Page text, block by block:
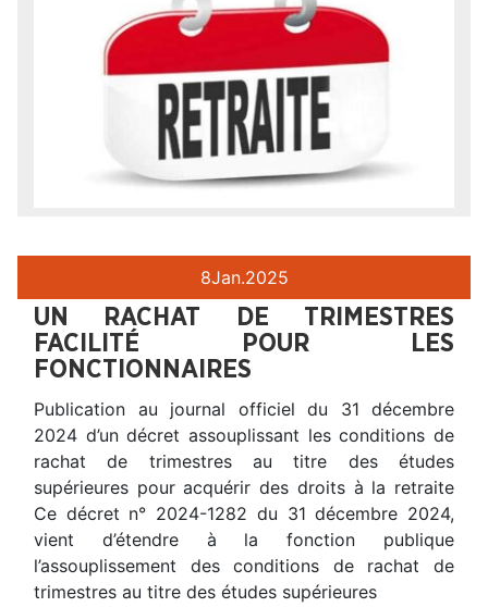
8Jan.2025
UN RACHAT DE TRIMESTRES
FACILITÉ POUR LES
FONCTIONNAIRES
Publication au journal officiel du 31 décembre
2024 d’un décret assouplissant les conditions de
rachat de trimestres au titre des études
supérieures pour acquérir des droits à la retraite
Ce décret n° 2024-1282 du 31 décembre 2024,
vient d’étendre à la fonction publique
l’assouplissement des conditions de rachat de
trimestres au titre des études supérieures